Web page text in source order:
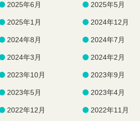
2025年6月 2025年5月
2025年1月 2024年12月
2024年8月 2024年7月
2024年3月 2024年2月
2023年10月 2023年9月
2023年5月 2023年4月
2022年12月 2022年11月